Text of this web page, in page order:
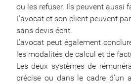
ou les refuser. Ils peuvent aussi
L'avocat et son client peuvent
sans devis écrit.
L'avocat peut également
les modalités de calcul et de
Les deux systèmes de
précise ou dans le cadre d'un